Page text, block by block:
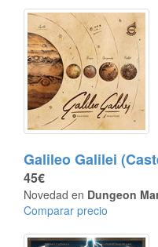
Galileo Galilei
45€
Novedad en Dungeon
Comparar precio